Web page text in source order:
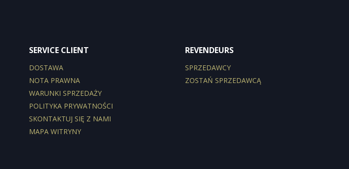
SERVICE CLIENT
DOSTAWA
NOTA PRAWNA
WARUNKI SPRZEDAŻY
POLITYKA PRYWATNOŚCI
SKONTAKTUJ SIĘ Z NAMI
MAPA WITRYNY
REVENDEURS
SPRZEDAWCY
ZOSTAŃ SPRZEDAWCĄ